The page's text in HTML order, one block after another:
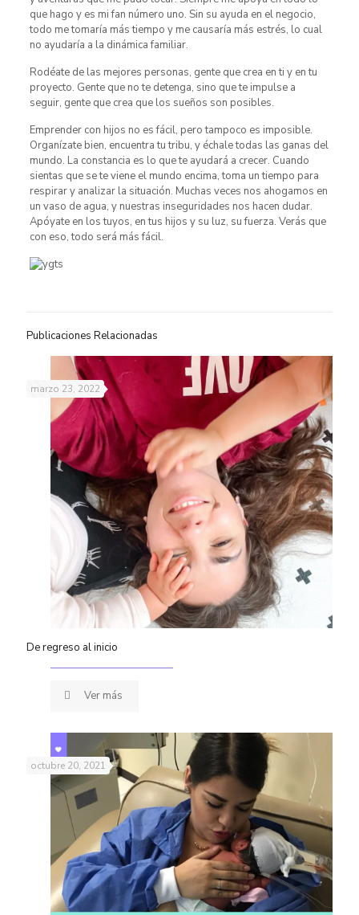
que hago y es mi fan número uno. Sin su ayuda en el negocio,
todo me tomaría más tiempo y me causaría más estrés, lo cual
no ayudaría a la dinámica familiar.
Rodéate de las mejores personas, gente que crea en ti y en tu
proyecto. Gente que no te detenga, sino que te impulse a
seguir, gente que crea que los sueños son posibles.
Emprender con hijos no es fácil, pero tampoco es imposible.
Organízate bien, encuentra tu tribu, y échale todas las ganas del
mundo. La constancia es lo que te ayudará a crecer. Cuando
sientas que se te viene el mundo encima, toma un tiempo para
respirar y analizar la situación. Muchas veces nos ahogamos en
un vaso de agua, y nuestras inseguridades nos hacen dudar.
Apóyate en los tuyos, en tus hijos y su luz, su fuerza. Verás que
con eso, todo será más fácil.
Publicaciones Relacionadas
marzo 23, 2022
De regreso al inicio
Ver más
octubre 20, 2021